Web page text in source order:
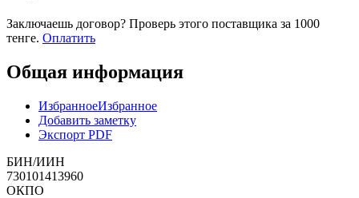
Заключаешь договор? Проверь этого поставщика за 1000
тенге. Оплатить
Общая информация
ИзбранноеИзбранное
Добавить заметку
Экспорт PDF
БИН/ИИН
730101413960
ОКПО